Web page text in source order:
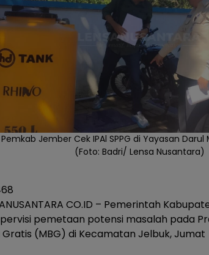
Jember Cek IPAl SPPG di Yayasan
(Foto: Badri/ Lensa Nusantara)
CO.ID – Pemerintah
pemetaan potensi masalah pada
Gratis (MBG) di Kecamatan Jelbuk, Jumat